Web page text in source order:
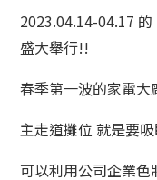
2023.04.14-04.17
盛大舉行!!
春季第一波的家電大
主走道攤位 就是要
可以利用公司企業色